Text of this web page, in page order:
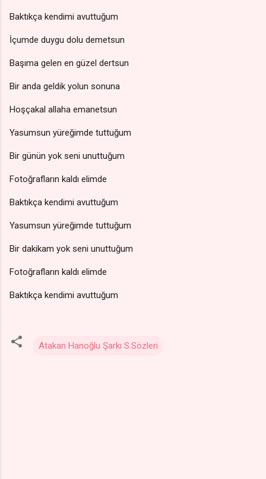
Baktıkça kendimi avuttuğum
İçumde duygu dolu demetsun
Başıma gelen en güzel dertsun
Bir anda geldik yolun sonuna
Hoşçakal allaha emanetsun
Yasumsun yüreğimde tuttuğum
Bir günün yok seni unuttuğum
Fotoğrafların kaldı elimde
Baktıkça kendimi avuttuğum
Yasumsun yüreğimde tuttuğum
Bir dakikam yok seni unuttuğum
Fotoğrafların kaldı elimde
Baktıkça kendimi avuttuğum
Atakan Hanoğlu Şarkı S.Sözleri